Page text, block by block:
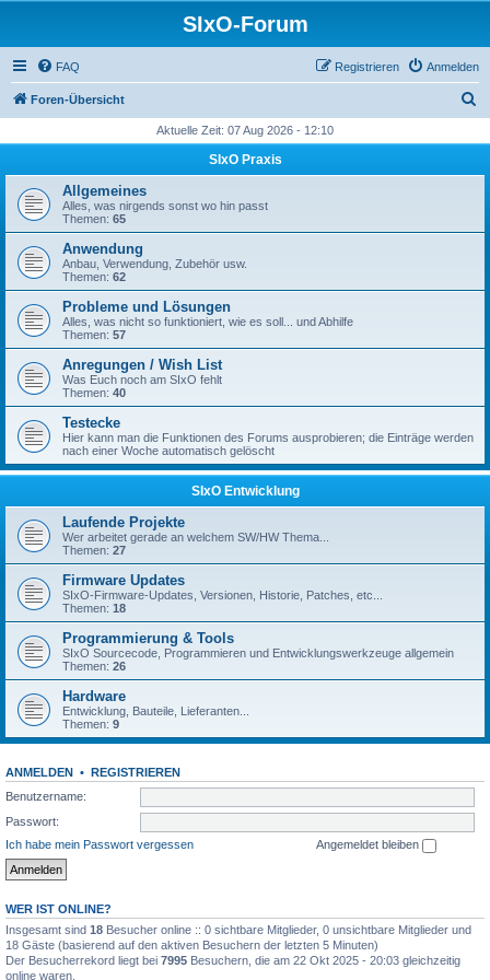
SIxO-Forum
FAQ Anmelden
Registrieren
Foren-Übersicht
h
Aktuelle Zeit: 07 Aug 2026 - 12:10
SIxO Praxis
Allgemeines
Alles, was nirgends sonst wo hin passt
Themen: 65
Anwendung
Anbau, Verwendung, Zubehör usw.
Themen: 62
Probleme und Lösungen
Alles, was nicht so funktioniert, wie es soll... und Abhilfe
Themen: 57
Anregungen / Wish List
Was Euch noch am SIxO fehlt
Themen: 40
Testecke
Hier kann man die Funktionen des Forums ausprobieren; die Einträge werden
nach einer Woche automatisch gelöscht
SIxO Entwicklung
Laufende Projekte
Wer arbeitet gerade an welchem SW/HW Thema...
Themen: 27
Firmware Updates
SIxO-Firmware-Updates, Versionen, Historie, Patches, etc...
Themen: 18
Programmierung & Tools
SIxO Sourcecode, Programmieren und Entwicklungswerkzeuge allgemein
Themen: 26
Hardware
Entwicklung, Bauteile, Lieferanten...
Themen: 9
ANMELDEN • REGISTRIEREN
Benutzername:
Passwort:
Ich habe mein Passwort vergessen
Angemeldet bleiben
WER IST ONLINE?
Insgesamt sind 18 Besucher online :: 0 sichtbare Mitglieder, 0 unsichtbare Mitglieder und
18 Gäste (basierend auf den aktiven Besuchern der letzten 5 Minuten)
Der Besucherrekord liegt bei 7995 Besuchern, die am 22 Okt 2025 - 20:03 gleichzeitig
online waren.